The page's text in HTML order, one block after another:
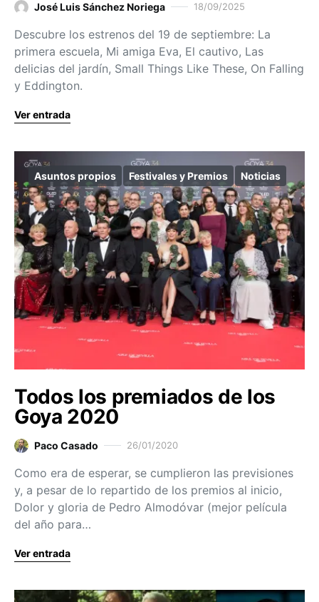
José Luis Sánchez Noriega 18/09/2025
Descubre los estrenos del 19 de septiembre: La
primera escuela, Mi amiga Eva, El cautivo, Las
delicias del jardín, Small Things Like These, On Falling
y Eddington.
Ver entrada
Asuntos propios Festivales y Premios Noticias
Todos los premiados de los
Goya 2020
Paco Casado 26/01/2020
Como era de esperar, se cumplieron las previsiones
y, a pesar de lo repartido de los premios al inicio,
Dolor y gloria de Pedro Almodóvar (mejor película
del año para…
Ver entrada